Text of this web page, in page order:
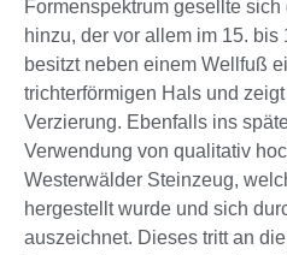
Formenspektrum gesellte
hinzu, der vor allem im 15. bis
besitzt neben einem Wellfuß
trichterförmigen Hals und
Verzierung. Ebenfalls ins
Verwendung von qualitativ
Westerwälder Steinzeug,
hergestellt wurde und sich
auszeichnet. Dieses tritt an